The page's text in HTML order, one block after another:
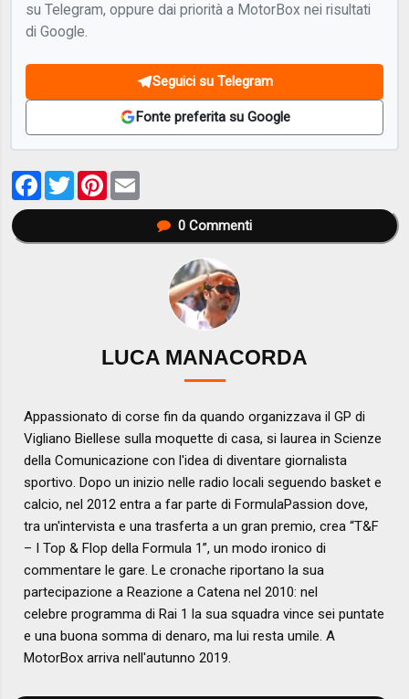
su Telegram, oppure dai priorità a MotorBox nei risultati
di Google.
Seguici su Telegram
Fonte preferita su Google
Facebook
TwitterPinterest
0Commenti
LUCA MANACORDA
Appassionato di corse fin da quando organizzava il GP di
Vigliano Biellese sulla moquette di casa, si laurea in Scienze
della Comunicazione con l'idea di diventare giornalista
sportivo. Dopo un inizio nelle radio locali seguendo basket e
calcio, nel 2012 entra a far parte di FormulaPassion dove,
tra un'intervista e una trasferta a un gran premio, crea “T&F
– I Top & Flop della Formula 1”, un modo ironico di
commentare le gare. Le cronache riportano la sua
partecipazione a Reazione a Catena nel 2010: nel
celebre programma di Rai 1 la sua squadra vince sei puntate
e una buona somma di denaro, ma lui resta umile. A
MotorBox arriva nell'autunno 2019.